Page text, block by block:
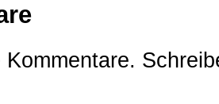
Kommentare.